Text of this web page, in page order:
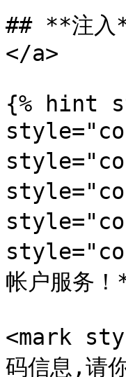
## **注
</a>
{% hint
帐户服务
<mark
码信息,